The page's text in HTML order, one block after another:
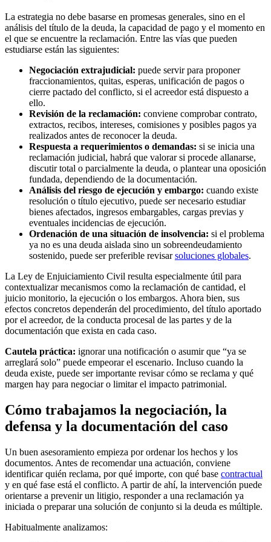
La estrategia no debe basarse en promesas generales, sino en el
análisis del título de la deuda, la capacidad de pago y el momento en
el que se encuentre la reclamación. Entre las vías que pueden
estudiarse están las siguientes:
Negociación extrajudicial: puede servir para proponer
fraccionamientos, quitas, esperas, unificación de pagos o
cierre pactado del conflicto, si el acreedor está dispuesto a
ello.
Revisión de la reclamación: conviene comprobar contrato,
extractos, recibos, intereses, comisiones y posibles pagos ya
realizados antes de reconocer la deuda.
Respuesta a requerimientos o demandas: si se inicia una
reclamación judicial, habrá que valorar si procede allanarse,
discutir total o parcialmente la deuda, o plantear una oposición
fundada, dependiendo de la documentación.
Análisis del riesgo de ejecución y embargo: cuando existe
resolución o título ejecutivo, puede ser necesario estudiar
bienes afectados, ingresos embargables, cargas previas y
eventuales incidencias de ejecución.
Ordenación de una situación de insolvencia: si el problema
ya no es una deuda aislada sino un sobreendeudamiento
sostenido, puede ser preferible revisarsoluciones globales.
La Ley de Enjuiciamiento Civil resulta especialmente útil para
contextualizar mecanismos como la reclamación de cantidad, el
juicio monitorio, la ejecución o los embargos. Ahora bien, sus
efectos concretos dependerán del procedimiento, del título aportado
por el acreedor, de la conducta procesal de las partes y de la
documentación que exista en cada caso.
Cautela práctica: ignorar una notificación o asumir que “ya se
arreglará solo” puede empeorar el escenario. Incluso cuando la
deuda existe, puede ser importante revisar cómo se reclama y qué
margen hay para negociar o limitar el impacto patrimonial.
Cómo trabajamos la negociación, la
defensa y la documentación del caso
Un buen asesoramiento empieza por ordenar los hechos y los
documentos. Antes de recomendar una actuación, conviene
identificar quién reclama, por qué importe, con qué base contractual
y en qué fase está el conflicto. A partir de ahí, la intervención puede
orientarse a prevenir un litigio, responder a una reclamación ya
iniciada o preparar una solución de conjunto si la deuda es múltiple.
Habitualmente analizamos: